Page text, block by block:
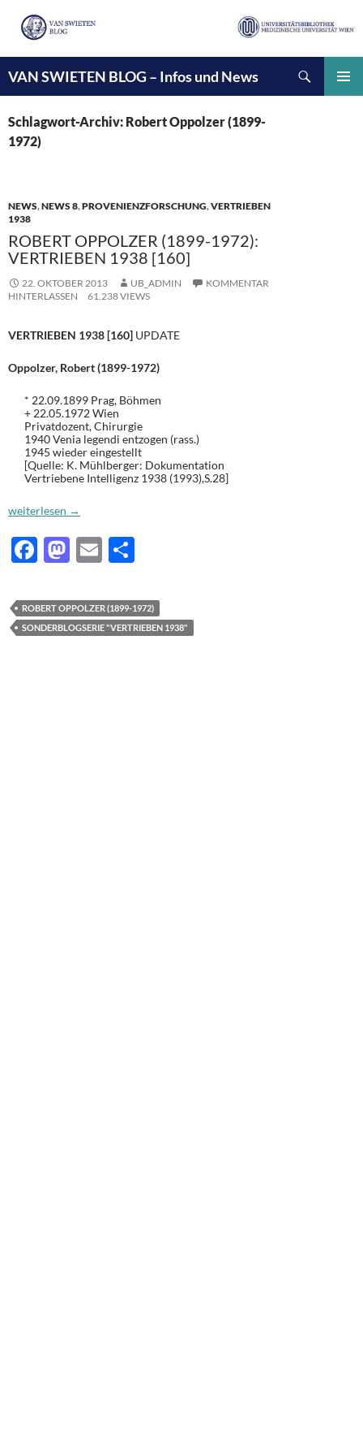
VAN SWIETEN BLOG – Infos und News
INHALT
SPRINGEN
Schlagwort-Archiv: Robert Oppolzer (1899-
1972)
NEWS,NEWS 8,PROVENIENZFORSCHUNG,VERTRIEBEN
1938
ROBERT OPPOLZER (1899-1972):
VERTRIEBEN 1938 [160]
22. OKTOBER 2013 UB_ADMIN
KOMMENTAR
HINTERLASSEN
61.238 VIEWS
VERTRIEBEN 1938 [160] UPDATE
Oppolzer, Robert (1899-1972)
* 22.09.1899 Prag, Böhmen
+ 22.05.1972 Wien
Privatdozent, Chirurgie
1940 Venia legendi entzogen (rass.)
1945 wieder eingestellt
[Quelle: K. Mühlberger: Dokumentation
Vertriebene Intelligenz 1938 (1993),S.28]
Robert OPPOLZER (1899-1972): Vertrieben 1938 [160]
weiterlesen →
F
e
b
M
to
d
E
ail le
n
ROBERT OPPOLZER (1899-1972)
SONDERBLOGSERIE "VERTRIEBEN 1938"